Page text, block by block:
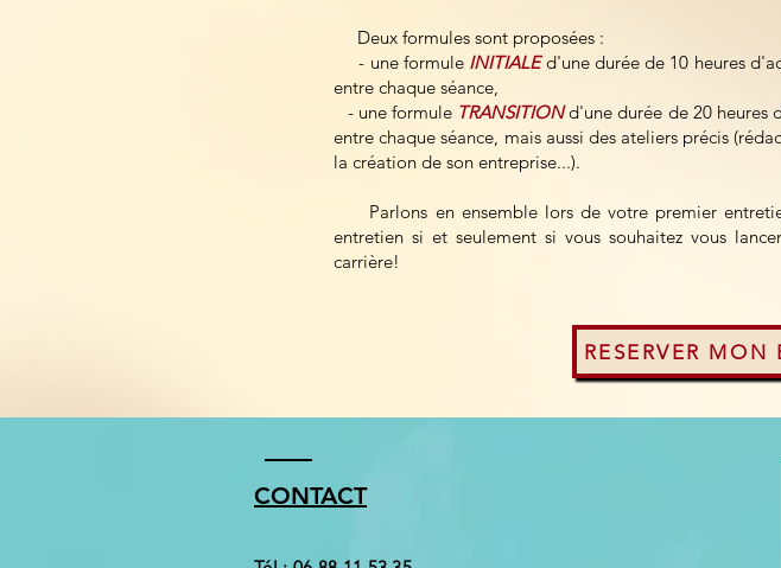
Deux formules sont proposées :
- une formule INITIALEd'une durée de 10 heures
entre chaque séance,
- une formule TRANSITIONd'une durée de 20 heures
entre chaque séance, mais aussi des ateliers précis
la création de son entreprise...).
Parlons en ensemble lors de votre premier
entretien si et seulement si vous souhaitez vous
carrière!
RESERVER MON
CONTACT